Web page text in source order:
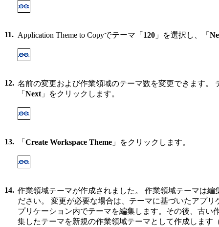
11. Application Theme to Copyでテーマ「 120 」を選択し、「
12. 名前の変更および作業領域のテーマ数を変更できます。
「 Next 」をクリックします。
13. 「 Create Workspace Theme 」をクリックします。
14. 作業領域テーマが作成されました。 作業領域テーマは編
ださい。 変更が必要な場合は、テーマに基づいたアプ
プリケーション内でテーマを編集します。その後、古い
集したテーマを新規の作業領域テーマとして作成します